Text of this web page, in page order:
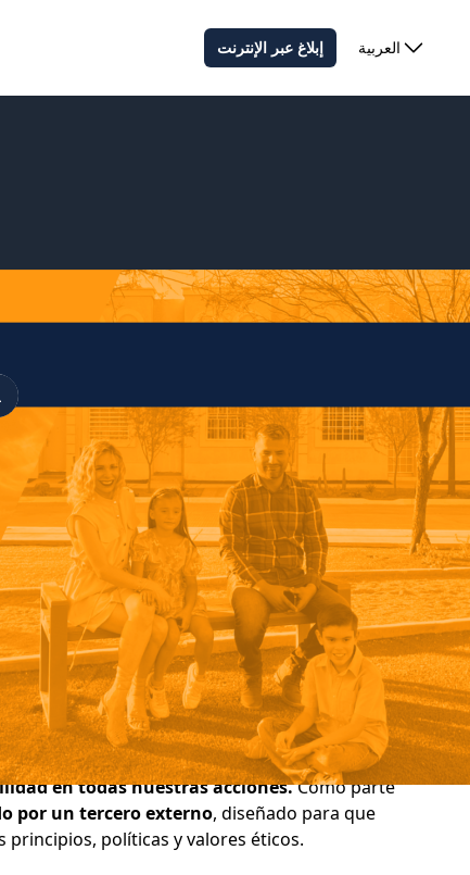
إبلاغ عبر الإنترنت العربية
العربية
en todas nuestras acciones.Como parte
por un tercero externo, diseñado para que
políticas y valores éticos.